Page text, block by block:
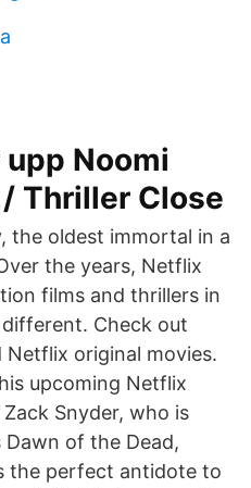
Noomi
Thriller Close
the oldest immortal in a
the years, Netflix
films and thrillers in
Check out
original movies.
upcoming Netflix
Snyder, who is
of the Dead,
the perfect antidote to